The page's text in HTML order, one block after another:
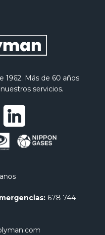
1962. Más de 60 años
servicios.
678 744